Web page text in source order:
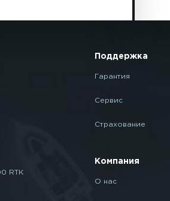
RTK
Поддержка
Гарантия
Сервис
Страхование
Компания
О нас